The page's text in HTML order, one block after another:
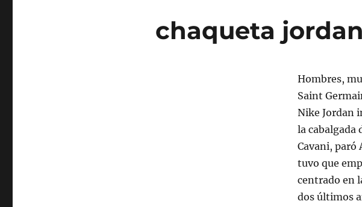
chaqueta
Hombres,
Saint
Nike Jordan
la cabalgada
Cavani, paró
tuvo que
centrado en
dos últimos